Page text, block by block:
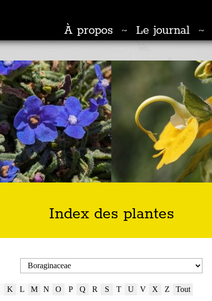
À propos ~ Le journal ~
Index des plantes
K L M N O P Q R S T U V X Z Tout